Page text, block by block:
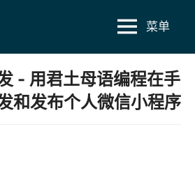
菜单
- 用君土母语编程在手
和发布个人微信小程序